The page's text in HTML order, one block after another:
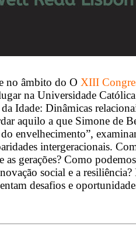
no âmbito do O XIII
na Universidade
Idade: Dinâmicas
aquilo a que Simone de
envelhecimento”,
intergeracionais.
as gerações? Como
social e a
desafios e